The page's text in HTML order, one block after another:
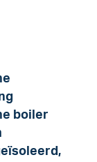
boiler